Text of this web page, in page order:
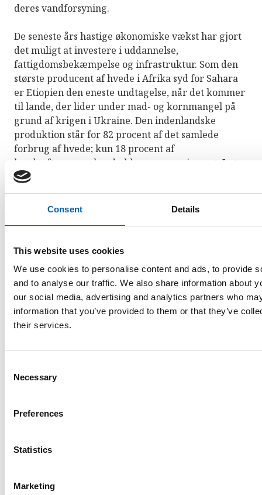
Consent Details
This website uses cookies
We use cookies to personalise content and ads, to provide
and to analyse our traffic. We also share information about
our social media, advertising and analytics partners who
information that you’ve provided to them or that they’ve
their services.
Necessary
Preferences
Statistics
Marketing
deres vandforsyning.
De seneste års hastige økonomiske vækst har gjort
det muligt at investere i uddannelse,
fattigdomsbekæmpelse og infrastruktur. Som den
største producent af hvede i Afrika syd for Sahara
er Etiopien den eneste undtagelse, når det kommer
til lande, der lider under mad- og kornmangel på
grund af krigen i Ukraine. Den indenlandske
produktion står for 82 procent af det samlede
forbrug af hvede; kun 18 procent af
hvedeefterspørgslen dækkes gennem import. I et
forsøg på at nå selvforsyning – i lyset af en stigende
efterspørgsel efter hvede – har Etiopiens regering
gradvist udvidet produktionen af ​​vinterhvede og
mellem 2010 og 2020 og importen faldt med 33
Statistik
Her finder du værdierne for Etiopien på alle
andet land.
Arbejde
Arbeidsledighet
Andelen mennesker som